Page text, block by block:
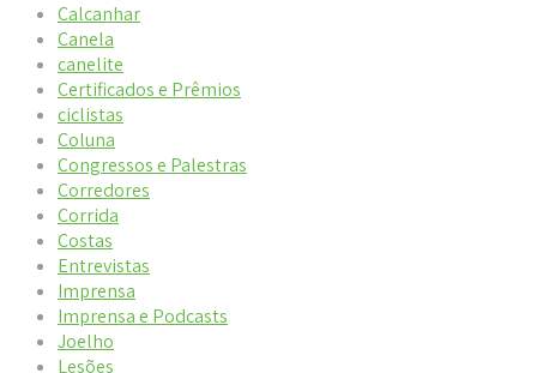
Calcanhar
Canela
canelite
Certificados e Prêmios
ciclistas
Coluna
Congressos e Palestras
Corredores
Corrida
Costas
Entrevistas
Imprensa
Imprensa e Podcasts
Joelho
Lesões